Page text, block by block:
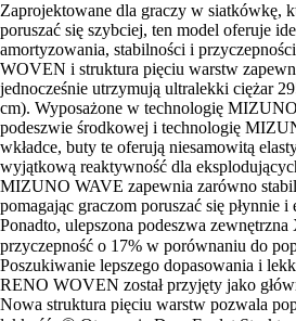
Zaprojektowane dla graczy w siatkówkę,
poruszać się szybciej, ten model oferuje
amortyzowania, stabilności i
WOVEN i struktura pięciu warstw
jednocześnie utrzymują ultralekki ciężar
cm). Wyposażone w technologię
podeszwie środkowej i technologię
wkładce, buty te oferują niesamowitą
wyjątkową reaktywność dla
MIZUNO WAVE zapewnia zarówno
pomagając graczom poruszać się płynnie
Ponadto, ulepszona podeszwa
przyczepność o 17% w porównaniu do
Poszukiwanie lepszego dopasowania i
RENO WOVEN został przyjęty jako
Nowa struktura pięciu warstw pozwala